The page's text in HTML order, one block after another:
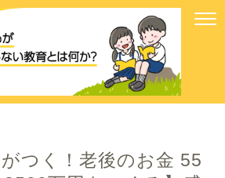
がつく！老後のお金 55